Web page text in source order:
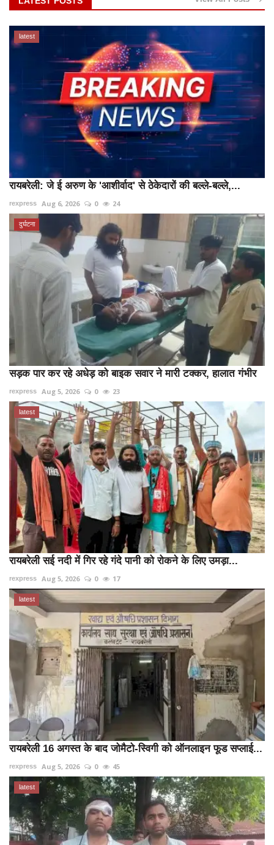
latest
रायबरेली: जे ई अरुण के 'आशीर्वाद' से ठेकेदारों की बल्ले-बल्ले,...
rexpress Aug 6, 2026 0 24
दुर्घटना
सड़क पार कर रहे अधेड़ को बाइक सवार ने मारी टक्कर, हालात गंभीर
rexpress Aug 5, 2026 0 23
latest
रायबरेली सई नदी में गिर रहे गंदे पानी को रोकने के लिए उमड़ा...
rexpress Aug 5, 2026 0 17
latest
रायबरेली 16 अगस्त के बाद जोमैटो-स्विगी को ऑनलाइन फूड सप्लाई...
rexpress Aug 5, 2026 0 45
latest